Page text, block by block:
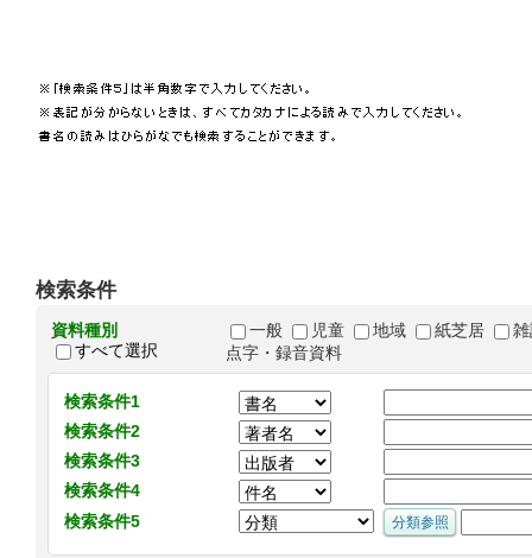
検索条件
資料種別
すべて選択
一般 児童 地域 紙芝居
点字・録音資料
検索条件1
検索条件2
検索条件3
検索条件4
検索条件5